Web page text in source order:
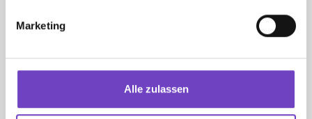
Marketing
Alle zulassen
Jugendrotkreuz
Kindergarten, Schule & Lernen